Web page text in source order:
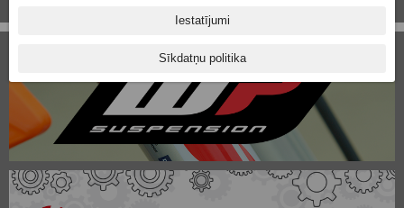
Iestatījumi
Sīkdatņu politika